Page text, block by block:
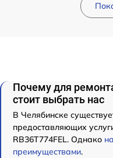
Почему для
стоит выбрать нас
В Челябинске
предоставляющих
RB36T774FEL. Однако
преимуществами.